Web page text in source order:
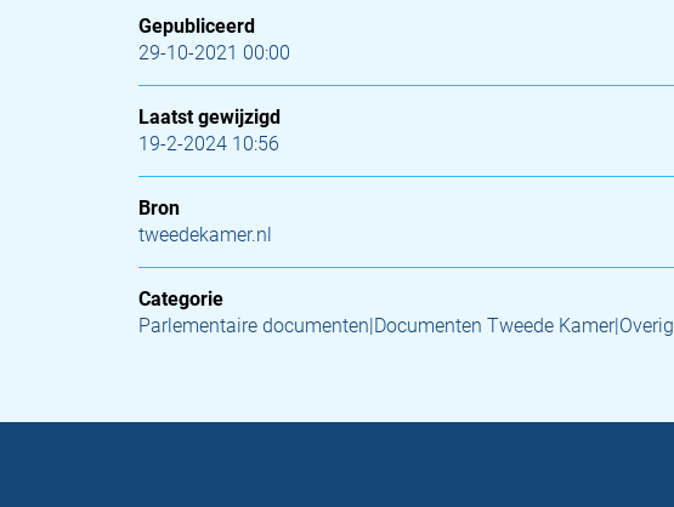
Gepubliceerd
29-10-2021 00:00
Laatst gewijzigd
19-2-2024 10:56
Bron
tweedekamer.nl
Categorie
Parlementaire documenten|Documenten Tweede Kamer|Overig